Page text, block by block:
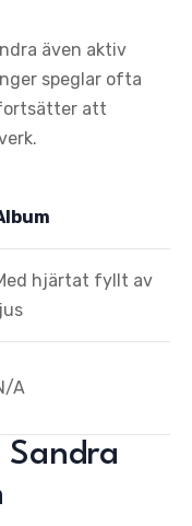
även aktiv
speglar ofta
att
hjärtat fyllt av
A